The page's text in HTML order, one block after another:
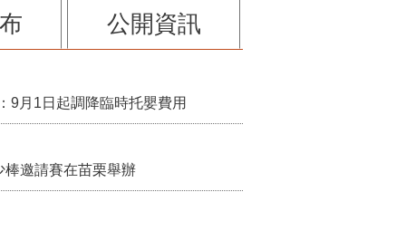
公開資訊
9月1日起調降臨時托嬰費用
邀請賽在苗栗舉辦